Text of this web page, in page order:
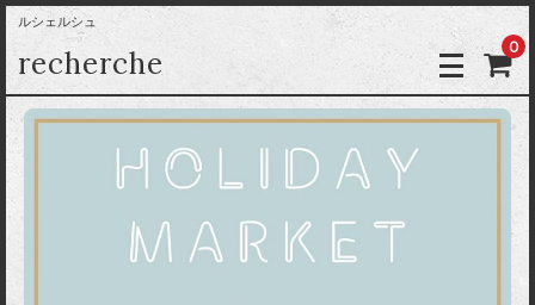
ルシェルシュ
recherche 0